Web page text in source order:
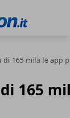
di 165 mila le app
165